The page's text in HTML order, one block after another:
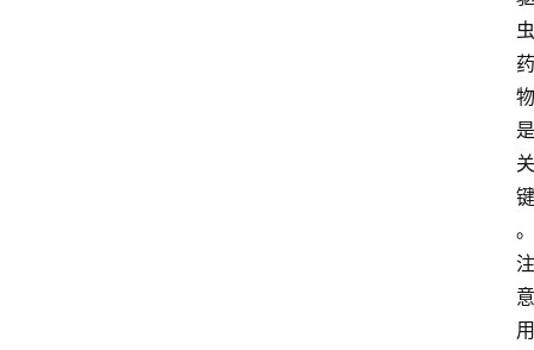
虫
药
物
是
关
键
。
注
意
用